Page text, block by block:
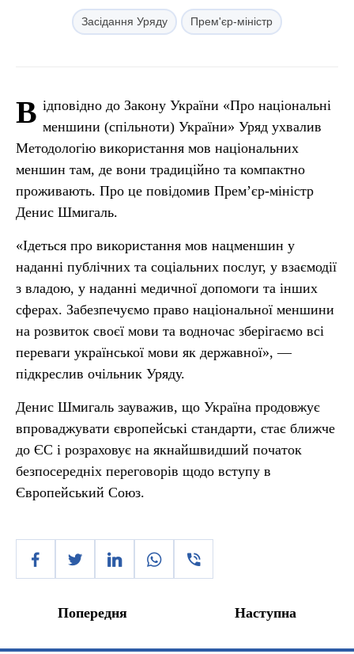
Засідання Уряду Прем'єр-міністр
В ідповідно до Закону України «Про національні
меншини (спільноти) України» Уряд ухвалив
Методологію використання мов національних
меншин там, де вони традиційно та компактно
проживають. Про це повідомив Прем’єр-міністр
Денис Шмигаль.
«Ідеться про використання мов нацменшин у
наданні публічних та соціальних послуг, у взаємодії
з владою, у наданні медичної допомоги та інших
сферах. Забезпечуємо право національної меншини
на розвиток своєї мови та водночас зберігаємо всі
переваги української мови як державної», —
підкреслив очільник Уряду.
Денис Шмигаль зауважив, що Україна продовжує
впроваджувати європейські стандарти, стає ближче
до ЄС і розраховує на якнайшвидший початок
безпосередніх переговорів щодо вступу в
Європейський Союз.
Попередня Наступна